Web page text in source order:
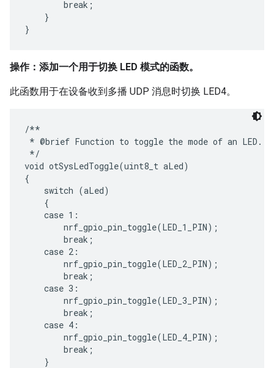
        break;
    }
操作：添加一个用于切换 LED 模式的函数。
此函数用于在设备收到多播 UDP 消息时切换 LED4。
/**
* @brief Function to toggle the mode of an LED.
*/
void otSysLedToggle(uint8_t aLed)
{
    switch (aLed)
    {
    case 1:
        nrf_gpio_pin_toggle(LED_1_PIN);
        break;
    case 2:
        nrf_gpio_pin_toggle(LED_2_PIN);
        break;
    case 3:
        nrf_gpio_pin_toggle(LED_3_PIN);
        break;
    case 4:
        nrf_gpio_pin_toggle(LED_4_PIN);
        break;
    }